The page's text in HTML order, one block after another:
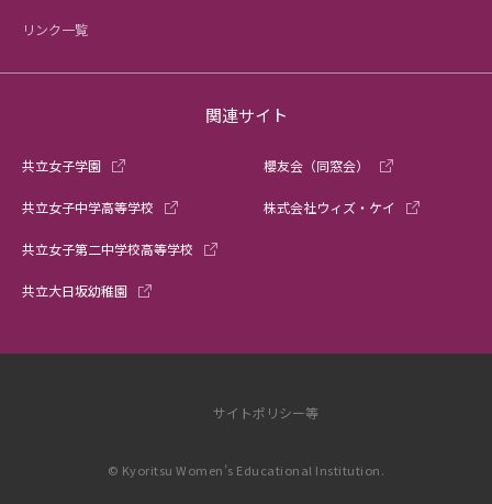
リンク一覧
関連サイト
共立女子学園
共立女子中学高等学校
共立女子第二中学校高等学校
共立大日坂幼稚園
櫻友会（同窓会）
株式会社ウィズ・ケイ
© Kyoritsu Women’s Educational Institution.
サイトポリシー等